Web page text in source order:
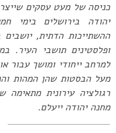
כניסה של מעט עסקים
יהודה בירושלים בימי
ההשתייכות הדתית, יושבים
ופלסטינים תושבי העיר.
למרחב ייחודי ומושך עבור
מעל הבסטות שהן המהות
רגולציה עירונית
מחנה יהודה ייעלם.